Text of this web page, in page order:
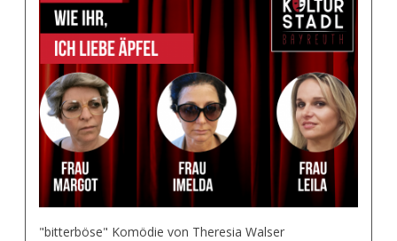
"bitterböse" Komödie von Theresia Walser